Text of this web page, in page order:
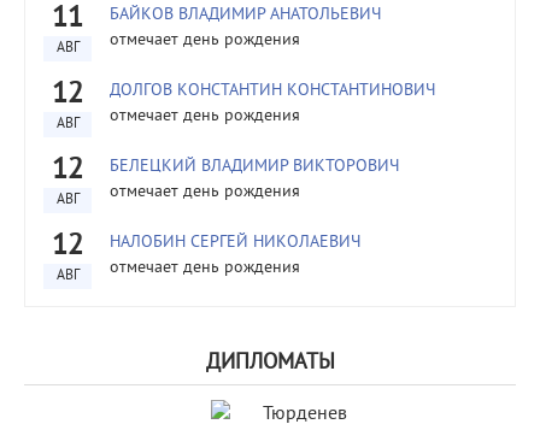
11
АВГ
БАЙКОВ ВЛАДИМИР АНАТОЛЬЕВИЧ
отмечает день рождения
12
АВГ
ДОЛГОВ КОНСТАНТИН КОНСТАНТИНОВИЧ
отмечает день рождения
12
АВГ
БЕЛЕЦКИЙ ВЛАДИМИР ВИКТОРОВИЧ
отмечает день рождения
12
АВГ
НАЛОБИН СЕРГЕЙ НИКОЛАЕВИЧ
отмечает день рождения
ДИПЛОМАТЫ